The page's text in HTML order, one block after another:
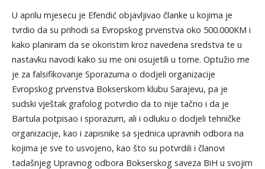
U aprilu mjesecu je Efendić objavljivao članke u kojima je
tvrdio da su prihodi sa Evropskog prvenstva oko 500.000KM i
kako planiram da se okoristim kroz navedena sredstva te u
nastavku navodi kako su me oni osujetili u tome. Optužio me
je za falsifikovanje Sporazuma o dodjeli organizacije
Evropskog prvenstva Bokserskom klubu Sarajevu, pa je
sudski vještak grafolog potvrdio da to nije tačno i da je
Bartula potpisao i sporazum, ali i odluku o dodjeli tehničke
organizacije, kao i zapisnike sa sjednica upravnih odbora na
kojima je sve to usvojeno, kao što su potvrdili i članovi
tadašnjeg Upravnog odbora Bokserskog saveza BiH u svojim